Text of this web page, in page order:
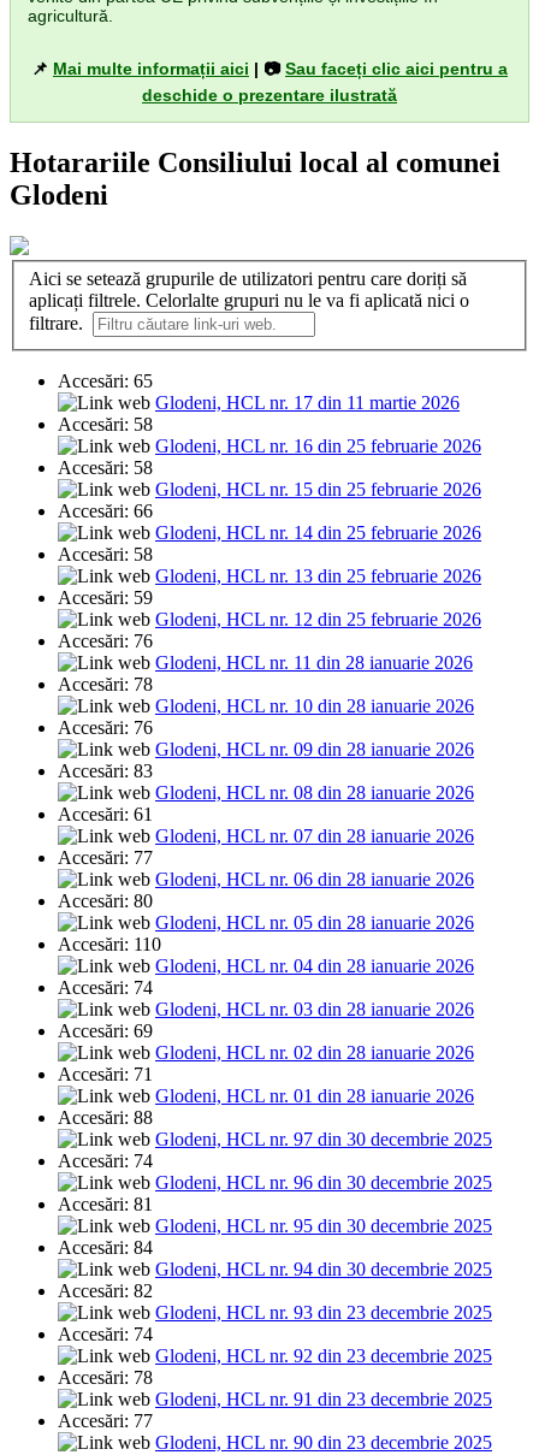
agricultură.
📌 Mai multe informații aici | 📷Sau faceți clic aici pentru a
deschide o prezentare ilustrată
Hotarariile Consiliului local al comunei
Glodeni
Aici se setează grupurile de utilizatori pentru care doriți să
aplicați filtrele. Celorlalte grupuri nu le va fi aplicată nici o
filtrare.
Accesări: 65
Glodeni, HCL nr. 17 din 11 martie 2026
Accesări: 58
Glodeni, HCL nr. 16 din 25 februarie 2026
Accesări: 58
Glodeni, HCL nr. 15 din 25 februarie 2026
Accesări: 66
Glodeni, HCL nr. 14 din 25 februarie 2026
Accesări: 58
Glodeni, HCL nr. 13 din 25 februarie 2026
Accesări: 59
Glodeni, HCL nr. 12 din 25 februarie 2026
Accesări: 76
Glodeni, HCL nr. 11 din 28 ianuarie 2026
Accesări: 78
Glodeni, HCL nr. 10 din 28 ianuarie 2026
Accesări: 76
Glodeni, HCL nr. 09 din 28 ianuarie 2026
Accesări: 83
Glodeni, HCL nr. 08 din 28 ianuarie 2026
Accesări: 61
Glodeni, HCL nr. 07 din 28 ianuarie 2026
Accesări: 77
Glodeni, HCL nr. 06 din 28 ianuarie 2026
Accesări: 80
Glodeni, HCL nr. 05 din 28 ianuarie 2026
Accesări: 110
Glodeni, HCL nr. 04 din 28 ianuarie 2026
Accesări: 74
Glodeni, HCL nr. 03 din 28 ianuarie 2026
Accesări: 69
Glodeni, HCL nr. 02 din 28 ianuarie 2026
Accesări: 71
Glodeni, HCL nr. 01 din 28 ianuarie 2026
Accesări: 88
Glodeni, HCL nr. 97 din 30 decembrie 2025
Accesări: 74
Glodeni, HCL nr. 96 din 30 decembrie 2025
Accesări: 81
Glodeni, HCL nr. 95 din 30 decembrie 2025
Accesări: 84
Glodeni, HCL nr. 94 din 30 decembrie 2025
Accesări: 82
Glodeni, HCL nr. 93 din 23 decembrie 2025
Accesări: 74
Glodeni, HCL nr. 92 din 23 decembrie 2025
Accesări: 78
Glodeni, HCL nr. 91 din 23 decembrie 2025
Accesări: 77
Glodeni, HCL nr. 90 din 23 decembrie 2025